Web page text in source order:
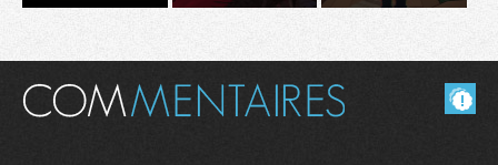
Masquer les commentaires lus.